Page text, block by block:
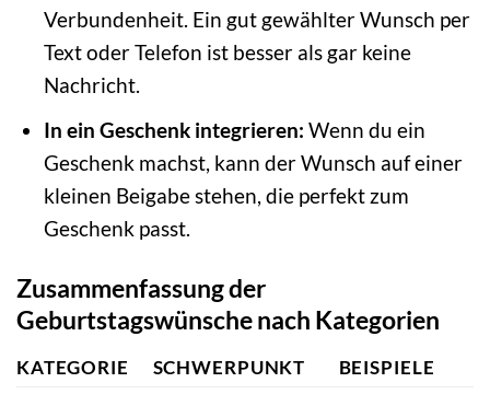
Verbundenheit. Ein gut gewählter Wunsch per
Text oder Telefon ist besser als gar keine
Nachricht.
In ein Geschenk integrieren: Wenn du ein
Geschenk machst, kann der Wunsch auf einer
kleinen Beigabe stehen, die perfekt zum
Geschenk passt.
Zusammenfassung der
Geburtstagswünsche nach Kategorien
KATEGORIE SCHWERPUNKT BEISPIELE